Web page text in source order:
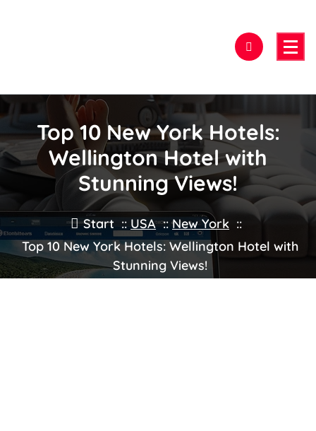
Top 10 New York Hotels:
Wellington Hotel with
Stunning Views!
Start :: USA::New York ::
Top 10 New York Hotels: Wellington Hotel with
Stunning Views!